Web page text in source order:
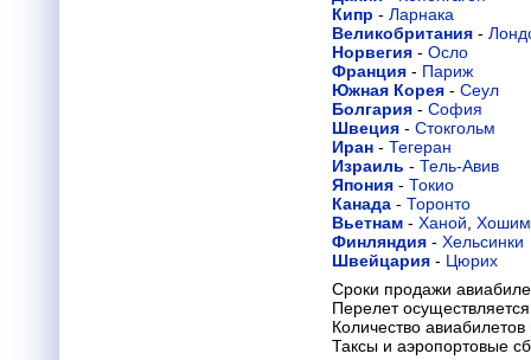
Кипр - Ларнака
Великобритания -
Норвегия - Осло
Франция - Париж
Южная Корея - Сеул
Болгария - София
Швеция - Стокгольм
Иран - Тегеран
Израиль - Тель-Авив
Япония - Токио
Канада - Торонто
Вьетнам - Ханой
Финляндия - Хельсинки
Швейцария - Цюрих
Сроки продажи
Перелет
Количество
Таксы и аэропортовые